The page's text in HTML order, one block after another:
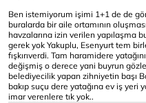
Ben istemiyorum işimi 1+1 de de
buralarda bir aile ortamının
havzalarına izin verilen yapılaşma
gerek yok Yakuplu, Esenyurt tem
fışkırıverdi. Tam haramidere
değişmiş o derece yani buyrun
belediyecilik yapan zihniyetin başı
bakıp suçu dere yatağına ev iş
imar verenlere tık yok..